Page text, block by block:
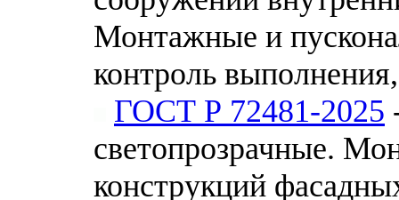
Монтажные и
контроль
ГОСТ Р 72481-2025
светопрозрачные.
конструкций